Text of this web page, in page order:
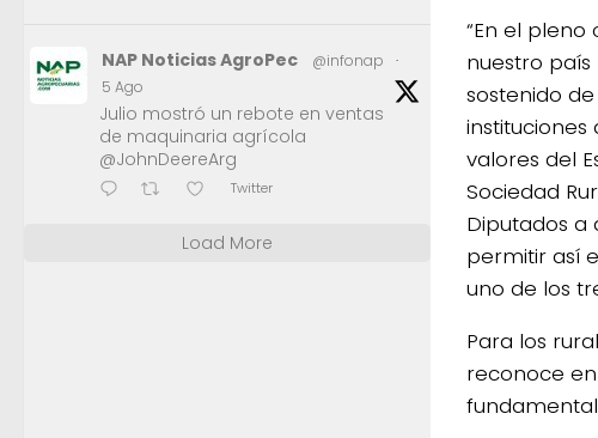
“En el
nuestro
sostenido
instituciones
valores del
Sociedad
Diputados a
permitir así
uno de los
Para los
reconoce
NAP Noticias AgroPec @infonap
·
5 Ago
Julio mostró un rebote en ventas
de maquinaria agrícola
@JohnDeereArg
Twitter
Load More